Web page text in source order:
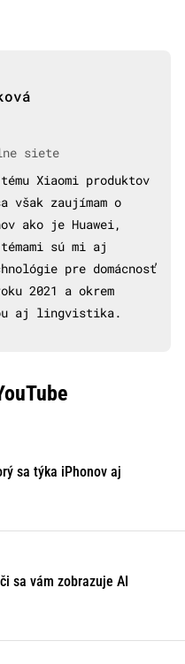
siete
Xiaomi produktov
však zaujímam o
ako je Huawei,
sú mi aj
pre domácnosť
2021 a okrem
aj lingvistika.
sa týka iPhonov aj
sa vám zobrazuje AI